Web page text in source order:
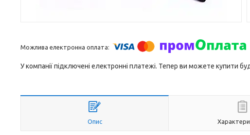
У компанії підключені електронні платежі. Тепер ви можете купити
Опис